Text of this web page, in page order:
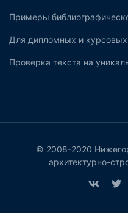
Примеры
Для дипломных и курсовых
Проверка текста на
© 2008-2020
архитектурно-